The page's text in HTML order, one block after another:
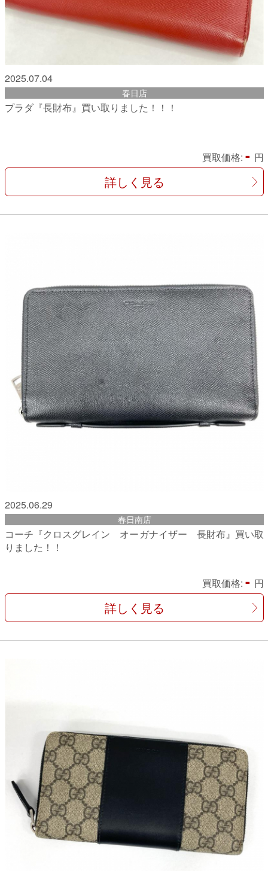
2025.07.04
春日店
プラダ『長財布』買い取りました！！！
買取価格: - 円
詳しく見る
2025.06.29
春日南店
コーチ『クロスグレイン オーガナイザー 長財布』買い取
りました！！
買取価格: - 円
詳しく見る